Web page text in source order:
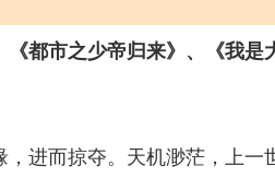
都市之少帝归来》、《我是
进而掠夺。天机渺茫，上一